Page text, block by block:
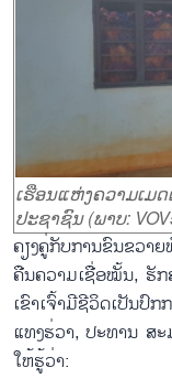
ເຮືອນແຫ່ງຄວາມ
ປະຊາຊົນ (ພາບ:
ຄຽງຄູ່ກັບການຂົນຂວາ
ຄືນຄວາມເຊື່ອໝັ້ນ, ຮັກ
ເຂົາເຈົ້າມີຊີວິດເປັນປົ
ແທງຮ່ວາ, ປະທານ ສ
ໃຫ້ຮູ້ວ່າ: